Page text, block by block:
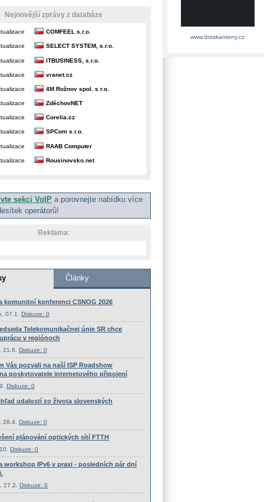
Nejnovější zprávy z databáze
COMFEEL s.r.o.
SELECT SYSTEM, s.r.o.
ITBUSINESS, s.r.o.
vranet.cz
4M Rožnov spol. s r.o.
ZděchovNET
Corelia.cz
SPCom s.r.o.
RAAB Computer
Rousinovsko.net
sekci VoIP a porovnejte nabídku více
operátorů!
Reklama:
www.drzakanteny.cz